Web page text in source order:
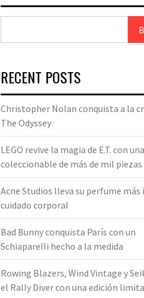
RECENT POSTS
Christopher Nolan conquista a la
The Odyssey
LEGO revive la magia de E.T. con
coleccionable de más de mil piezas
Acne Studios lleva su perfume más
cuidado corporal
Bad Bunny conquista París con un
Schiaparelli hecho a la medida
Rowing Blazers, Wind Vintage y
el Rally Diver con una edición